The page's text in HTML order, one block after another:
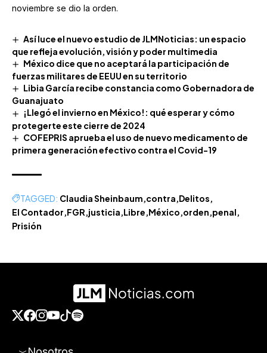
noviembre se dio la orden.
Así luce el nuevo estudio de JLMNoticias: un espacio
que refleja evolución, visión y poder multimedia
México dice que no aceptará la participación de
fuerzas militares de EEUU en su territorio
Libia García recibe constancia como Gobernadora de
Guanajuato
¡Llegó el invierno en México!: qué esperar y cómo
protegerte este cierre de 2024
COFEPRIS aprueba el uso de nuevo medicamento de
primera generación efectivo contra el Covid-19
TAGGED: Claudia Sheinbaum contra Delitos
El Contador FGR justicia Libre México orden penal
Prisión